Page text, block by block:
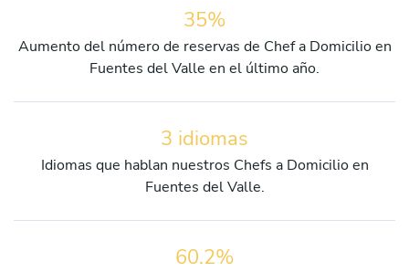
35%
Aumento del número de reservas de Chef a Domicilio en
Fuentes del Valle en el último año.
3 idiomas
Idiomas que hablan nuestros Chefs a Domicilio en
Fuentes del Valle.
60.2%